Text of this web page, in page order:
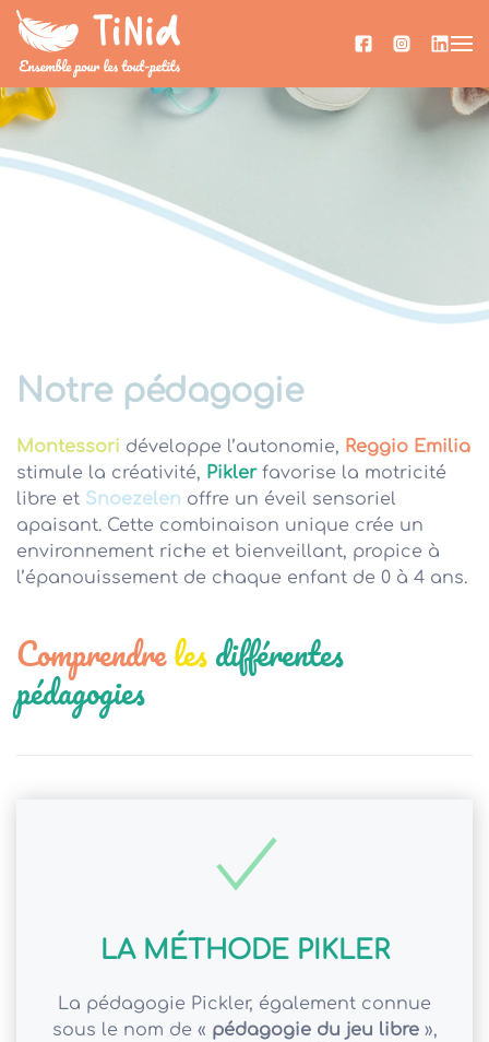
Skip to main content
Notre pédagogie
Montessori développe l’autonomie, Reggio Emilia
stimule la créativité, Piklerfavorise la motricité
libre et Snoezelen offre un éveil sensoriel
apaisant. Cette combinaison unique crée un
environnement riche et bienveillant, propice à
l’épanouissement de chaque enfant de 0 à 4 ans.
Comprendrelesdifférentes
pédagogies
LA MÉTHODE PIKLER
La pédagogie Pickler, également connue
sous le nom de « pédagogie du jeu libre»,